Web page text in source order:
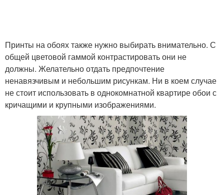
Принты на обоях также нужно выбирать внимательно. С
общей цветовой гаммой контрастировать они не
должны. Желательно отдать предпочтение
ненавязчивым и небольшим рисункам. Ни в коем случае
не стоит использовать в однокомнатной квартире обои с
кричащими и крупными изображениями.